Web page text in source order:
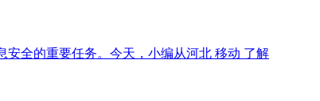
全的重要任务。今天，小编从河北 移动 了解